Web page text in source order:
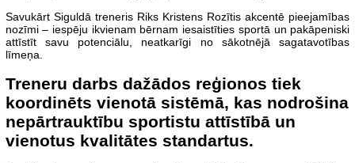
Savukārt Siguldā treneris Riks Kristens Rozītis akcentē pieejamības
nozīmi – iespēju ikvienam bērnam iesaistīties sportā un pakāpeniski
attīstīt savu potenciālu, neatkarīgi no sākotnējā sagatavotības
līmeņa.
Treneru darbs dažādos reģionos tiek
koordinēts vienotā sistēmā, kas nodrošina
nepārtrauktību sportistu attīstībā un
vienotus kvalitātes standartus.